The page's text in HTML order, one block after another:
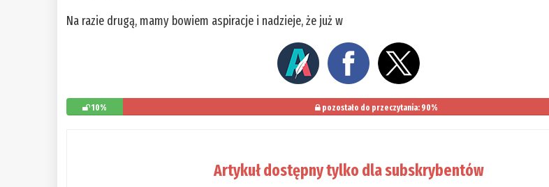
Na razie drugą, mamy bowiem aspiracje i nadzieje, że już w
10% pozostało do przeczytania: 90%
Artykuł dostępny tylko dla subskrybentów